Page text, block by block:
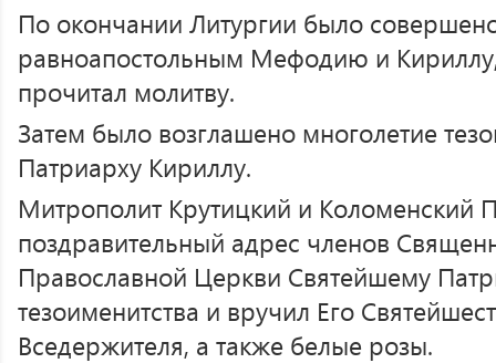
По окончании Литургии было
равноапостольным Мефодию и
прочитал молитву.
Затем было возглашено многолетие
Патриарху Кириллу.
Митрополит Крутицкий и Коломенский
поздравительный адрес членов
Православной Церкви Святейшему
тезоименитства и вручил Его
Вседержителя, а также белые розы.